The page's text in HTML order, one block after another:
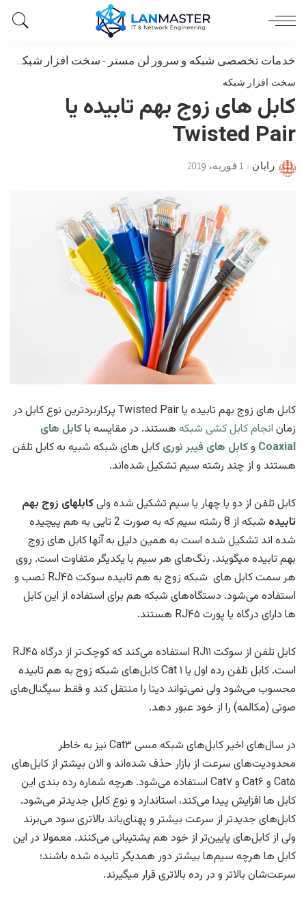
خدمات تخصصی شبکه و سرور لن مستر - سخت افزار شبکه
سخت افزار شبکه
کابل های زوج بهم تابیده یا
Twisted Pair
Posted
رایان 1 فوریه، 2019
کابل های زوج بهم تابیده یا Twisted Pair پرکاربردترین نوع کابل در
زمان انجام کابل کشی شبکه هستند. در مقایسه باکابل های
Coaxial وکابل های فیبر نوری کابل های شبکه شبیه به کابل تلفن
هستند و از چند رشته سیم تشکیل شده‌اند.
کابل تلفن از دو یا چهار یا سیم تشکیل شده ولیکابلهای زوج بهم
تابیده
شبکه از 8 رشته سیم که به صورت 2 تایی به هم پیچیده
شده اند تشکیل شده است به همین دلیل به آنها کابل های زوج
بهم تابیده میگویند. رنگ‌های هر سیم با یکدیگر متفاوت است. روی
هر سمت کابل های شبکه زوج به هم تابیده سوکت RJ۴۵ نصب و
استفاده می‌شود. دستگاه‌های شبکه هم برای استفاده از این کابل
ها دارای درگاه‌ یا پورت RJ۴۵ هستند.
کابل تلفن از سوکت RJ۱۱ استفاده می‌کند که کوچک‌تر از درگاه RJ۴۵
است. کابل تلفن رده اول یا Cat ۱ کابل‌های شبکه زوج به هم تابیده
محسوب می‌شود ولی نمی‌تواند دیتا را منتقل کند و فقط سیگنال‌های
صوتی (مکالمه) را از خود عبور دهد.
در سال‌های اخیر کابل‌های شبکه مسی Cat۳ نیز به خاطر
محدودیت‌های سرعت از بازار حذف شده‌اند و الان بیشتر از کابل‌های
Cat۵ و Cat۶ و Cat۷ استفاده می‌شود. هرچه شماره رده بندی این
کابل ها افزایش پیدا می‌کند، استاندارد و نوع کابل جدیدتر می‌شود.
کابل‌های جدیدتر از سرعت بیشتر و پهنای‌باند بالاتری سود می‌برند
ولی از کابل‌های پایین‌تر از خود هم پشتیبانی می‌کنند. معمولا در این
کابل ها هرچه سیم‌ها بیشتر دور همدیگر تابیده شده باشند؛
سرعت‌شان بالاتر و در رده بالاتری قرار میگیرند.